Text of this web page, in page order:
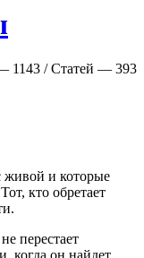
1143 / Статей — 393
живой и которые
кто обретает
перестает
когда он найдет,